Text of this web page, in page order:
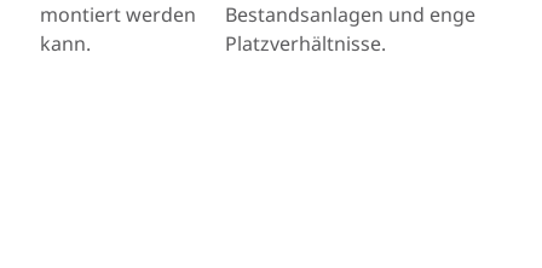
montiert werden
kann.
Bestandsanlagen und enge
Platzverhältnisse.